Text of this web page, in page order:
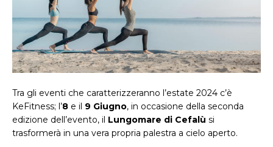
Tra gli eventi che caratterizzeranno l’estate 2024 c’è
KeFitness; l’8 e il 9 Giugno, in occasione della seconda
edizione dell’evento, il Lungomare di Cefalù si
trasformerà in una vera propria palestra a cielo aperto.